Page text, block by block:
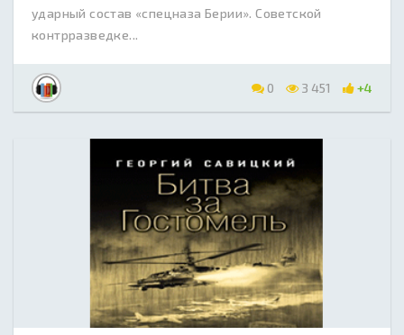
ударный состав «спецназа Берии». Советской
контрразведке...
0 3 451 +4